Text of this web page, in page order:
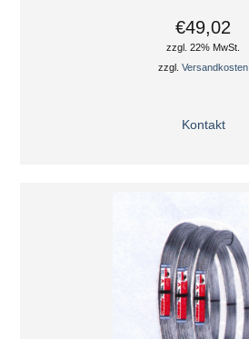
€49,02
zzgl. 22% MwSt.
zzgl.Versandkosten
Kontakt